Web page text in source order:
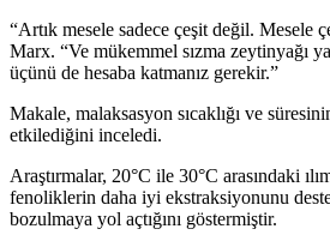
“Artık mesele sadece çeşit değil. Mesele
Marx. “Ve mükemmel sızma zeytinyağı
üçünü de hesaba katmanız gerekir.”
Makale, malaksasyon sıcaklığı ve
etkilediğini inceledi.
Araştırmalar, 20°C ile 30°C arasındaki
fenoliklerin daha iyi ekstraksiyonunu
bozulmaya yol açtığını göstermiştir.